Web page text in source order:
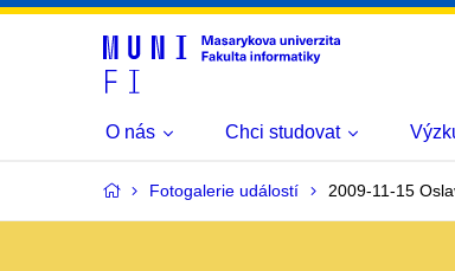
O nás Chci studovat
Fotogalerie událostí 2009-11-15